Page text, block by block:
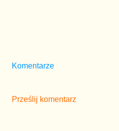
Komentarze
Prześlij komentarz